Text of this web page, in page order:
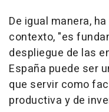
De igual manera,
contexto, "es
despliegue de las
España puede ser
que servir como
productiva y de